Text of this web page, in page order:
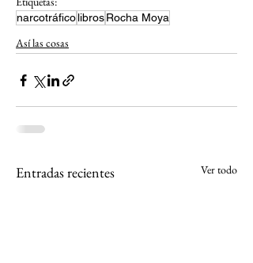
narcotráficolibrosRocha Moya
Así las cosas
Entradas recientes Ver todo